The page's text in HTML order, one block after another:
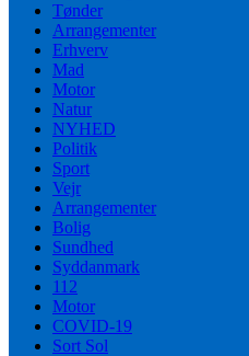
Tønder
Arrangementer
Erhverv
Mad
Motor
Natur
NYHED
Politik
Sport
Vejr
Arrangementer
Bolig
Sundhed
Syddanmark
112
Motor
COVID-19
Sort Sol